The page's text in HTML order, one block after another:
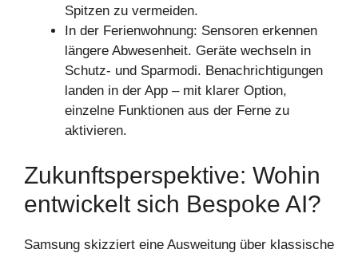
Spitzen zu vermeiden.
In der Ferienwohnung: Sensoren erkennen
längere Abwesenheit. Geräte wechseln in
Schutz- und Sparmodi. Benachrichtigungen
landen in der App – mit klarer Option,
einzelne Funktionen aus der Ferne zu
aktivieren.
Zukunftsperspektive: Wohin
entwickelt sich Bespoke AI?
Samsung skizziert eine Ausweitung über klassische